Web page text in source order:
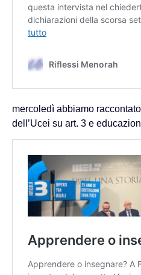
mercoledì abbiamo
dell’Ucei su art. 3 e